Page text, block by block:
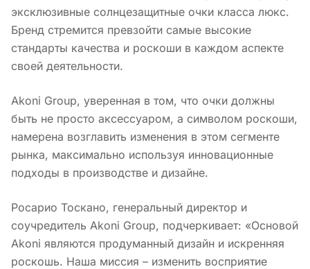
эксклюзивные солнцезащитные очки класса люкс.
Бренд стремится превзойти самые высокие
стандарты качества и роскоши в каждом аспекте
своей деятельности.
Akoni Group, уверенная в том, что очки должны
быть не просто аксессуаром, а символом роскоши,
намерена возглавить изменения в этом сегменте
рынка, максимально используя инновационные
подходы в производстве и дизайне.
Росарио Тоскано, генеральный директор и
соучредитель Akoni Group, подчеркивает: «Основой
Akoni являются продуманный дизайн и искренняя
роскошь. Наша миссия – изменить восприятие